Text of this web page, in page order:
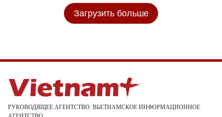
Загрузить больше
РУКОВОДЯЩЕЕ АГЕНТСТВО: ВЬЕТНАМСКОЕ ИНФОРМАЦИОННОЕ